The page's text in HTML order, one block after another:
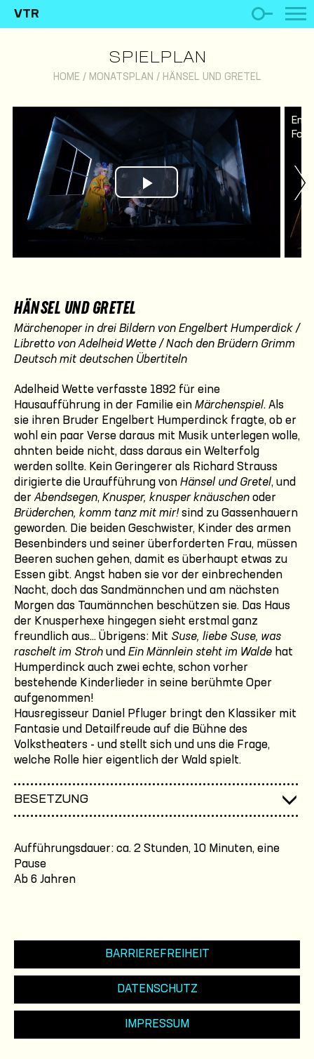
VTR
SPIELPLAN
HOME / MONATSPLAN / HÄNSEL UND GRETEL
Play Video
HÄNSEL UND GRETEL
Märchenoper in drei Bildern von Engelbert Humperdick /
Libretto von Adelheid Wette / Nach den Brüdern Grimm
Deutsch mit deutschen Übertiteln
Adelheid Wette verfasste 1892 für eine
Hausaufführung in der Familie ein Märchenspiel. Als
sie ihren Bruder Engelbert Humperdinck fragte, ob er
wohl ein paar Verse daraus mit Musik unterlegen wolle,
ahnten beide nicht, dass daraus ein Welterfolg
werden sollte. Kein Geringerer als Richard Strauss
dirigierte die Uraufführung von Hänsel und Gretel, und
derAbendsegen, Knusper, knusper knäuschen oder
Brüderchen, komm tanz mit mir! sind zu Gassenhauern
geworden. Die beiden Geschwister, Kinder des armen
Besenbinders und seiner überforderten Frau, müssen
Beeren suchen gehen, damit es überhaupt etwas zu
Essen gibt. Angst haben sie vor der einbrechenden
Nacht, doch das Sandmännchen und am nächsten
Morgen das Taumännchen beschützen sie. Das Haus
der Knusperhexe hingegen sieht erstmal ganz
freundlich aus... Übrigens: Mit Suse, liebe Suse, was
raschelt im Stroh und Ein Männlein steht im Walde hat
Humperdinck auch zwei echte, schon vorher
bestehende Kinderlieder in seine berühmte Oper
aufgenommen!
Hausregisseur Daniel Pfluger bringt den Klassiker mit
Fantasie und Detailfreude auf die Bühne des
Volkstheaters - und stellt sich und uns die Frage,
welche Rolle hier eigentlich der Wald spielt.
BESETZUNG
Aufführungsdauer: ca. 2 Stunden, 10 Minuten, eine
Pause
Ab 6 Jahren
BARRIEREFREIHEIT
DATENSCHUTZ
IMPRESSUM